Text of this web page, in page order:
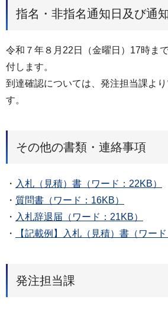
指名・非指名通知日及び通
令和７年８月22日（金曜日）17時ま
付します。
到達確認については、発注担当課よ
す。
その他の書類・連絡事項
・ 入札（見積）書（ワード：22KB）
・ 質問書（ワード：16KB）
・ 入札辞退届（ワード：21KB）
・
【記載例】入札（見積）書（ワード
発注担当課